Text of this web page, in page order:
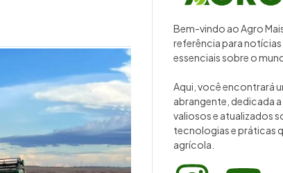
Bem-vindo ao Agro
referência para
essenciais sobre o
Aqui, você encontrará
abrangente, dedicada
valiosos e atualizados
tecnologias e práticas
agrícola.